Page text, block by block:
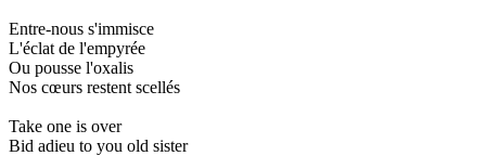
Entre-nous s'immisce
L'éclat de l'empyrée
Ou pousse l'oxalis
Nos cœurs restent scellés
Take one is over
Bid adieu to you old sister